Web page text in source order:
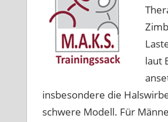
laut
insbesondere die
schwere Modell. Für